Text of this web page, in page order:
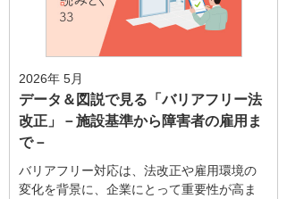
2026年 5月
データ＆図説で見る「バリアフリー法
改正」－施設基準から障害者の雇用ま
で－
バリアフリー対応は、法改正や雇用環境の
変化を背景に、企業にとって重要性が高ま